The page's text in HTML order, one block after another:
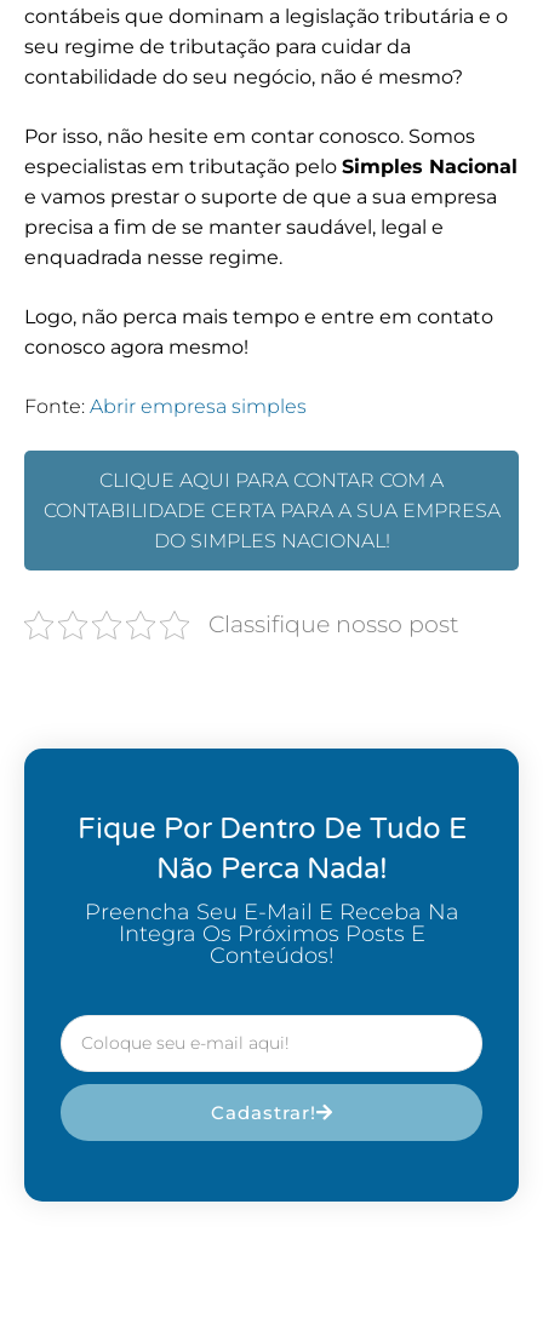
contábeis que dominam a legislação tributária e o
seu regime de tributação para cuidar da
contabilidade do seu negócio, não é mesmo?
Por isso, não hesite em contar conosco. Somos
especialistas em tributação pelo Simples Nacional
e vamos prestar o suporte de que a sua empresa
precisa a fim de se manter saudável, legal e
enquadrada nesse regime.
Logo, não perca mais tempo e entre em contato
conosco agora mesmo!
Fonte: Abrir empresa simples
CLIQUE AQUI PARA CONTAR COM A
CONTABILIDADE CERTA PARA A SUA EMPRESA
DO SIMPLES NACIONAL!
Classifique nosso post
Fique Por Dentro De Tudo E
Não Perca Nada!
Preencha Seu E-Mail E Receba Na
Integra Os Próximos Posts E
Conteúdos!
Cadastrar!